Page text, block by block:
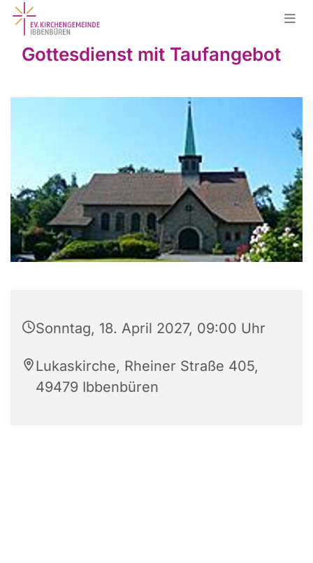
Gottesdienst mit Taufangebot
Sonntag, 18. April 2027, 09:00 Uhr
Lukaskirche, Rheiner Straße 405,
49479 Ibbenbüren